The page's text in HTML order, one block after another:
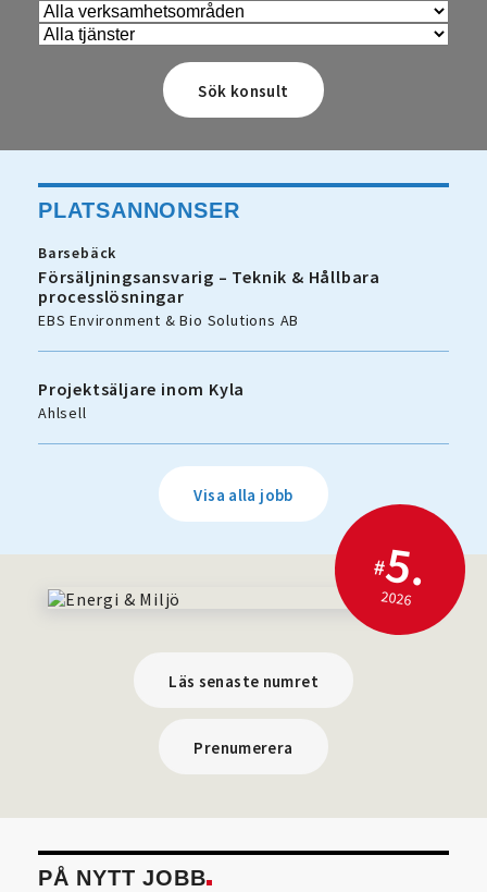
PLATSANNONSER
Barsebäck
Försäljningsansvarig – Teknik & Hållbara
processlösningar
EBS Environment & Bio Solutions AB
Projektsäljare inom Kyla
Ahlsell
Visa alla jobb
#5.
2026
Läs senaste numret
Prenumerera
PÅ NYTT JOBB